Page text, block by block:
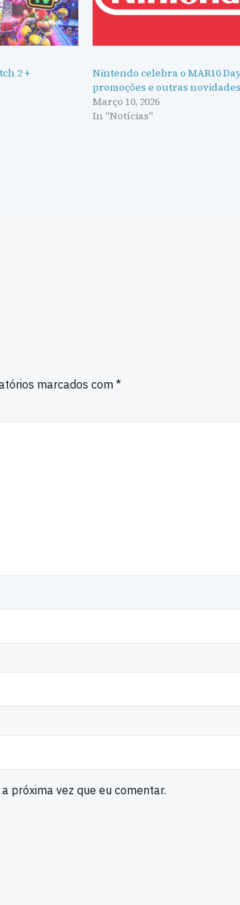
2 +
Nintendo celebra o MAR10
promoções e outras novidades
Março 10, 2026
In "Notícias"
marcados com *
próxima vez que eu comentar.